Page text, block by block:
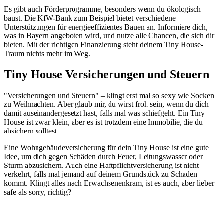
Es gibt auch Förderprogramme, besonders wenn du ökologisch
baust. Die KfW-Bank zum Beispiel bietet verschiedene
Unterstützungen für energieeffizientes Bauen an. Informiere dich,
was in Bayern angeboten wird, und nutze alle Chancen, die sich dir
bieten. Mit der richtigen Finanzierung steht deinem Tiny House-
Traum nichts mehr im Weg.
Tiny House Versicherungen und Steuern
"Versicherungen und Steuern" – klingt erst mal so sexy wie Socken
zu Weihnachten. Aber glaub mir, du wirst froh sein, wenn du dich
damit auseinandergesetzt hast, falls mal was schiefgeht. Ein Tiny
House ist zwar klein, aber es ist trotzdem eine Immobilie, die du
absichern solltest.
Eine Wohngebäudeversicherung für dein Tiny House ist eine gute
Idee, um dich gegen Schäden durch Feuer, Leitungswasser oder
Sturm abzusichern. Auch eine Haftpflichtversicherung ist nicht
verkehrt, falls mal jemand auf deinem Grundstück zu Schaden
kommt. Klingt alles nach Erwachsenenkram, ist es auch, aber lieber
safe als sorry, richtig?